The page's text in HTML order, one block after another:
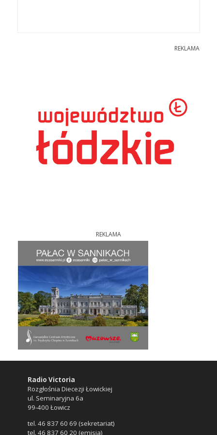
REKLAMA
REKLAMA
Radio Victoria
Rozgłośnia Diecezji Łowickiej
ul. Seminaryjna 6a
99-400 Łowicz
tel. 46 837 60 69 (sekretariat)
tel. 46 837 60 20 (emisja)